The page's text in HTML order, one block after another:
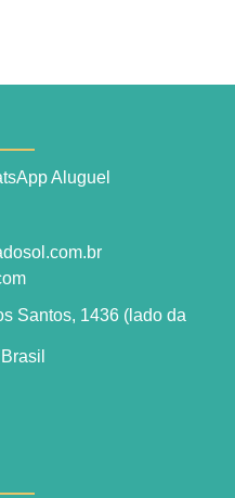
Aluguel
Santos, 1436 (lado da